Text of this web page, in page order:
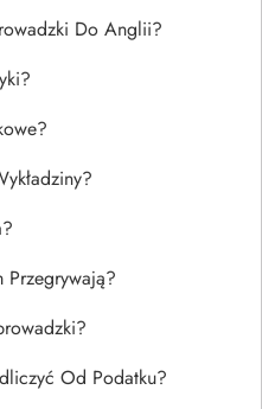
Do Anglii?
Przegrywają?
Od Podatku?